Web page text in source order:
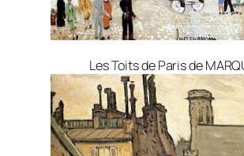
Les Toits de Paris de